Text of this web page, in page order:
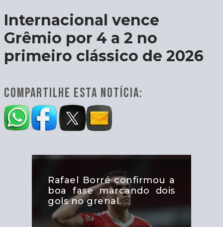
Internacional vence
Grêmio por 4 a 2 no
primeiro clássico de 2026
COMPARTILHE ESTA NOTÍCIA:
Rafael Borré confirmou a
boa fase marcando dois
gols no grenal.